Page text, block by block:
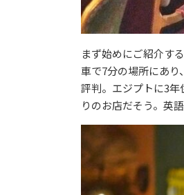
まず始めにご紹介す
車で7分の場所にあり
評判。エジプトに3
りのお店だそう。英